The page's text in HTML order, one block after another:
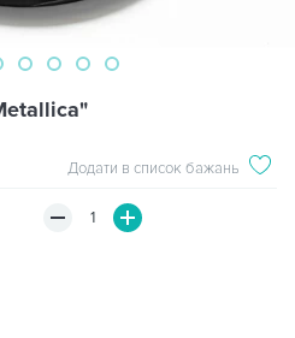
Додати в список бажань